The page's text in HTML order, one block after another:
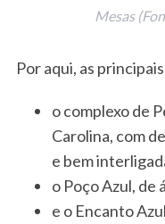
Mesas
Por aqui, as
o complexo de
Carolina, com
e bem
o Poço Azul, de
e o Encanto